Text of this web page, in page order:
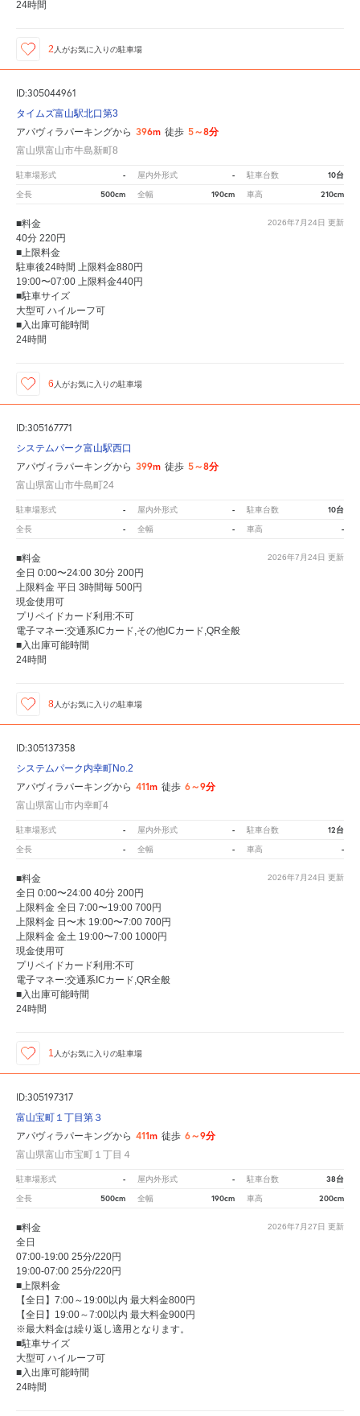
24時間
2 人がお気に入りの駐車場
ID:305044961
タイムズ富山駅北口第3
アパヴィラパーキングから 396m 徒歩 5～8分
富山県富山市牛島新町8
駐車場形式 - 屋内外形式 - 駐車台数 10台
全長 500cm 全幅 190cm 車高 210cm
2026年7月24日 更新
■料金
40分 220円
■上限料金
駐車後24時間 上限料金880円
19:00〜07:00 上限料金440円
■駐車サイズ
大型可 ハイルーフ可
■入出庫可能時間
24時間
6 人がお気に入りの駐車場
ID:305167771
システムパーク富山駅西口
アパヴィラパーキングから 399m 徒歩 5～8分
富山県富山市牛島町24
駐車場形式 - 屋内外形式 - 駐車台数 10台
全長 - 全幅 - 車高 -
2026年7月24日 更新
■料金
全日 0:00〜24:00 30分 200円
上限料金 平日 3時間毎 500円
現金使用可
プリペイドカード利用:不可
電子マネー:交通系ICカード,その他ICカード,QR全般
■入出庫可能時間
24時間
8人がお気に入りの駐車場
ID:305137358
システムパーク内幸町No.2
アパヴィラパーキングから 411m 徒歩 6～9分
富山県富山市内幸町4
駐車場形式 - 屋内外形式 - 駐車台数 12台
全長 - 全幅 - 車高 -
2026年7月24日 更新
■料金
全日 0:00〜24:00 40分 200円
上限料金 全日 7:00〜19:00 700円
上限料金 日〜木 19:00〜7:00 700円
上限料金 金土 19:00〜7:00 1000円
現金使用可
プリペイドカード利用:不可
電子マネー:交通系ICカード,QR全般
■入出庫可能時間
24時間
1 人がお気に入りの駐車場
ID:305197317
富山宝町１丁目第３
アパヴィラパーキングから 411m 徒歩 6～9分
富山県富山市宝町１丁目４
駐車場形式 - 屋内外形式 - 駐車台数 38台
全長 500cm 全幅 190cm 車高 200cm
2026年7月27日 更新
■料金
全日
07:00-19:00 25分/220円
19:00-07:00 25分/220円
■上限料金
【全日】7:00～19:00以内 最大料金800円
【全日】19:00～7:00以内 最大料金900円
※最大料金は繰り返し適用となります。
■駐車サイズ
大型可 ハイルーフ可
■入出庫可能時間
24時間